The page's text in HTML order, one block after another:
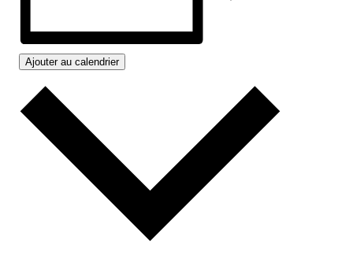
Ajouter au calendrier